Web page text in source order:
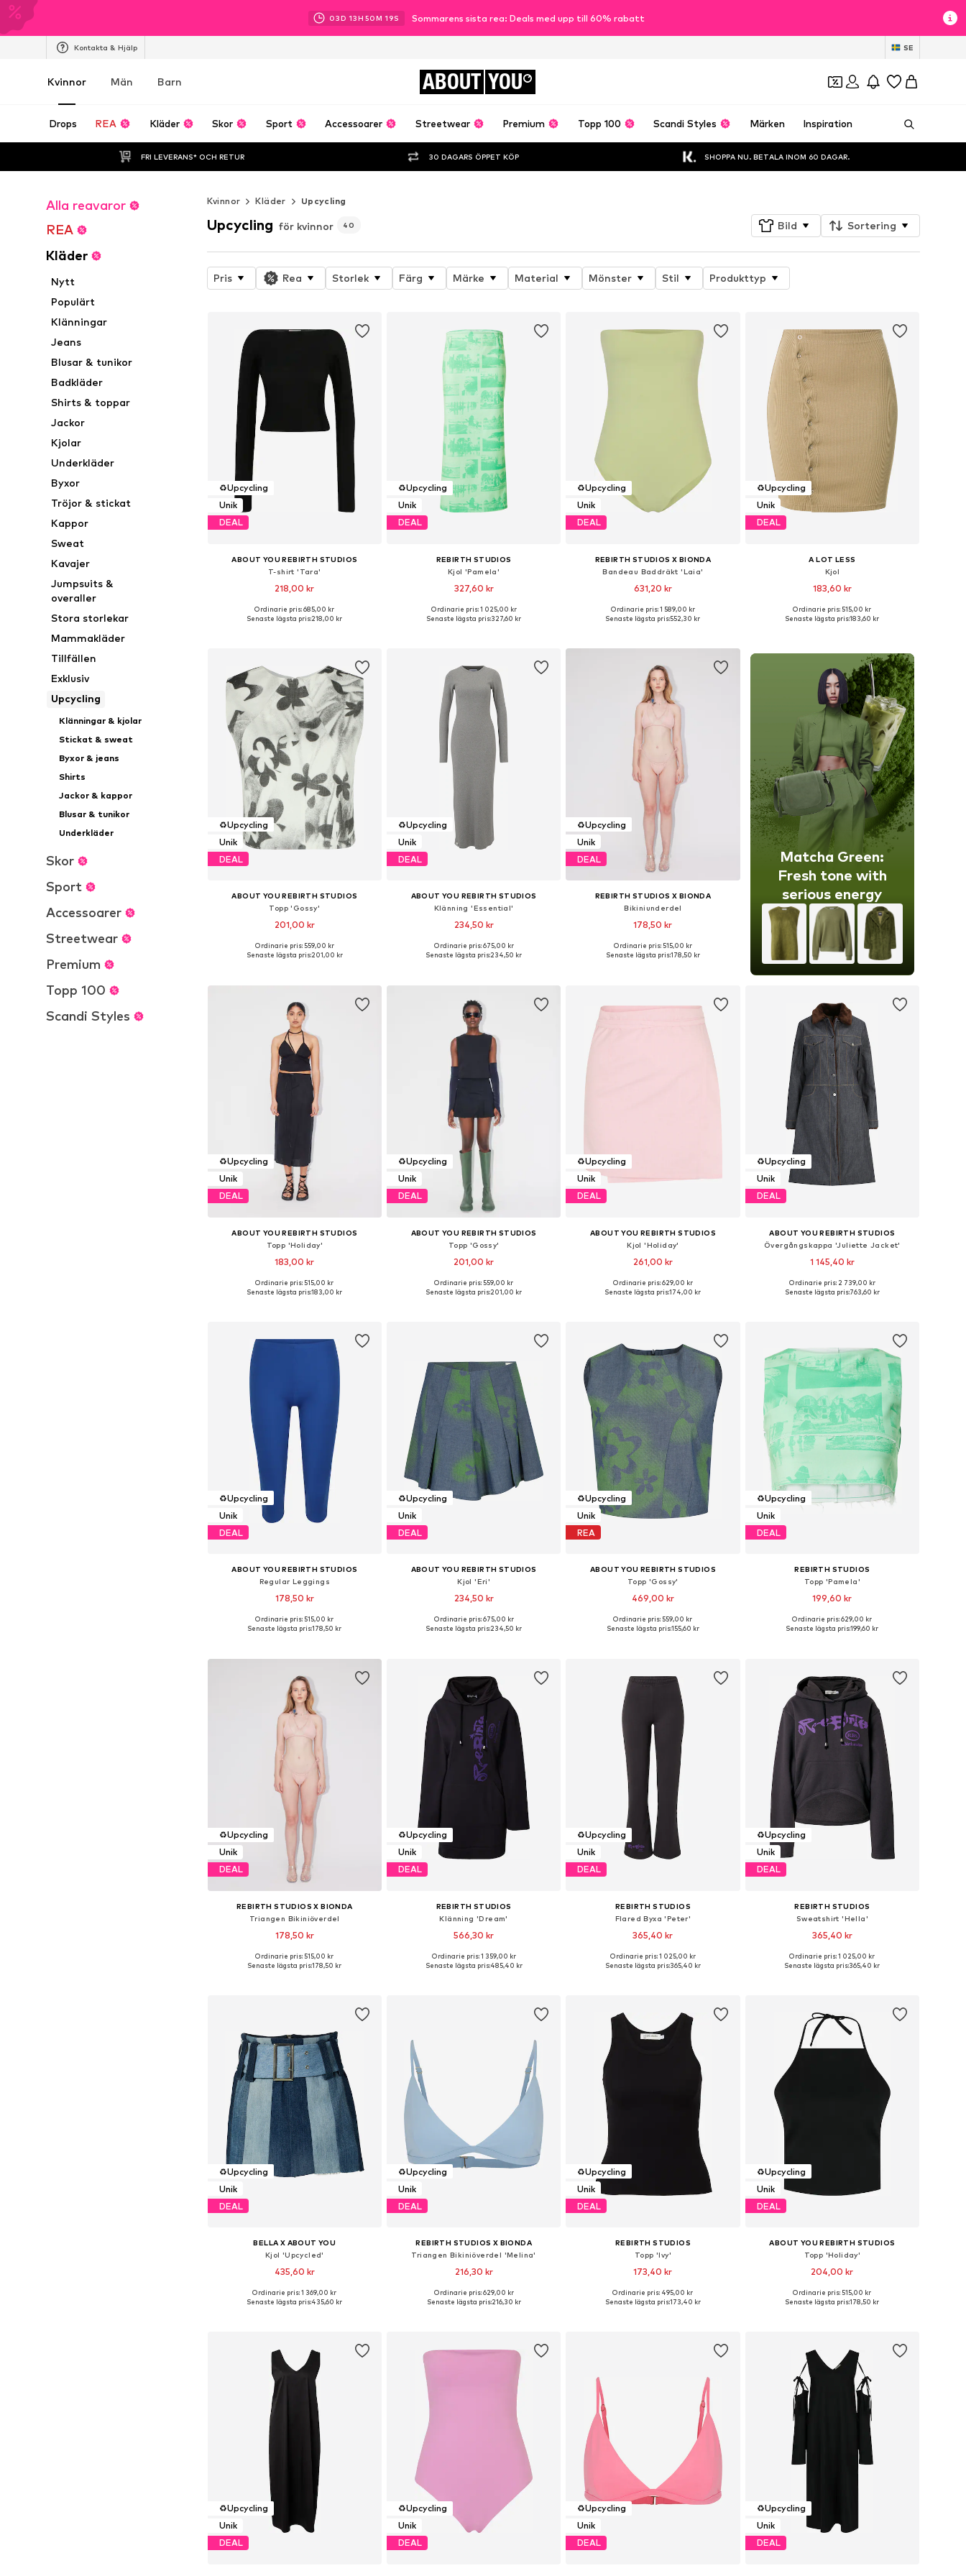
03D 13H 50M 17S Sommarens sista rea: Deals med upp till 60% rabatt
Kontakta & Hjälp SE
Kvinnor Män Barn ABOUT YOU
Drops REA Kläder Skor Sport Accessoarer Streetwear Premium Topp 100 Scandi Styles Märken Inspiration
FRI LEVERANS* OCH RETUR 30 DAGARS ÖPPET KÖP SHOPPA NU. BETALA INOM 60 DAGAR.
Alla reavaror
REA
Kläder
Nytt
Populärt
Klänningar
Jeans
Blusar & tunikor
Badkläder
Shirts & toppar
Jackor
Kjolar
Underkläder
Byxor
Tröjor & stickat
Kappor
Sweat
Kavajer
Jumpsuits &
overaller
Stora storlekar
Mammakläder
Tillfällen
Exklusiv
Upcycling
Klänningar & kjolar
Stickat & sweat
Byxor & jeans
Shirts
Jackor & kappor
Blusar & tunikor
Underkläder
Skor
Sport
Accessoarer
Streetwear
Premium
Topp 100
Scandi Styles
Kvinnor Kläder Upcycling
Upcycling för kvinnor 40 Bild Sortering
Pris Rea Storlek Färg Märke Material Mönster Stil Produkttyp
♻️Upcycling
Unik
DEAL
ABOUT YOU REBIRTH STUDIOS
T-shirt 'Tara'
218,00 kr
Tillgängliga storlekar: XS, S, M, L
Ordinarie pris: 685,00 kr
Senaste lägsta pris:218,00 kr
♻️Upcycling
Unik
DEAL
REBIRTH STUDIOS
Kjol 'Pamela'
327,60 kr
Tillgängliga storlekar: 36, 38
Ordinarie pris: 1 025,00 kr
Senaste lägsta pris:327,60 kr
♻️Upcycling
Unik
DEAL
REBIRTH STUDIOS X BIONDA
Bandeau Baddräkt 'Laia'
631,20 kr
Tillgängliga storlekar: S, M, L
Ordinarie pris: 1 589,00 kr
Senaste lägsta pris:552,30 kr
♻️Upcycling
Unik
DEAL
A LOT LESS
Kjol
183,60 kr
Tillgängliga storlekar: 36, 38, 40
Ordinarie pris: 515,00 kr
Senaste lägsta pris:183,60 kr
♻️Upcycling
Unik
DEAL
ABOUT YOU REBIRTH STUDIOS
Topp 'Gossy'
201,00 kr
Tillgängliga storlekar: S, M, L
Ordinarie pris: 559,00 kr
Senaste lägsta pris:201,00 kr
♻️Upcycling
Unik
DEAL
ABOUT YOU REBIRTH STUDIOS
Klänning 'Essential'
234,50 kr
Tillgängliga storlekar: 36, 38, 40
Ordinarie pris: 675,00 kr
Senaste lägsta pris:234,50 kr
♻️Upcycling
Unik
DEAL
REBIRTH STUDIOS X BIONDA
Bikiniunderdel
178,50 kr
Tillgängliga storlekar: M, L, XL
Ordinarie pris: 515,00 kr
Senaste lägsta pris:178,50 kr
Matcha Green:
Fresh tone with
serious energy
♻️Upcycling
Unik
DEAL
ABOUT YOU REBIRTH STUDIOS
Topp 'Holiday'
183,00 kr
Tillgängliga storlekar: S, M
Ordinarie pris: 515,00 kr
Senaste lägsta pris:183,00 kr
♻️Upcycling
Unik
DEAL
ABOUT YOU REBIRTH STUDIOS
Topp 'Gossy'
201,00 kr
Tillgängliga storlekar: S, M, L
Ordinarie pris: 559,00 kr
Senaste lägsta pris:201,00 kr
♻️Upcycling
Unik
DEAL
ABOUT YOU REBIRTH STUDIOS
Kjol 'Holiday'
261,00 kr
Tillgängliga storlekar: 36, 38
Ordinarie pris: 629,00 kr
Senaste lägsta pris:174,00 kr
♻️Upcycling
Unik
DEAL
ABOUT YOU REBIRTH STUDIOS
Övergångskappa 'Juliette Jacket'
1 145,40 kr
Tillgängliga storlekar: S, M
Ordinarie pris: 2 739,00 kr
Senaste lägsta pris:763,60 kr
♻️Upcycling
Unik
DEAL
ABOUT YOU REBIRTH STUDIOS
Regular Leggings
178,50 kr
Tillgängliga storlekar: S, M
Ordinarie pris: 515,00 kr
Senaste lägsta pris:178,50 kr
♻️Upcycling
Unik
DEAL
ABOUT YOU REBIRTH STUDIOS
Kjol 'Eri'
234,50 kr
Tillgängliga storlekar: 36, 38
Ordinarie pris: 675,00 kr
Senaste lägsta pris:234,50 kr
♻️Upcycling
Unik
REA
ABOUT YOU REBIRTH STUDIOS
Topp 'Gossy'
469,00 kr
Tillgängliga storlekar: M, L
Ordinarie pris: 559,00 kr
Senaste lägsta pris:155,60 kr
♻️Upcycling
Unik
DEAL
REBIRTH STUDIOS
Topp 'Pamela'
199,60 kr
Tillgängliga storlekar: M
Ordinarie pris: 629,00 kr
Senaste lägsta pris:199,60 kr
♻️Upcycling
Unik
DEAL
REBIRTH STUDIOS X BIONDA
Triangen Bikiniöverdel
178,50 kr
Tillgängliga storlekar: 100
Ordinarie pris: 515,00 kr
Senaste lägsta pris:178,50 kr
♻️Upcycling
Unik
DEAL
REBIRTH STUDIOS
Klänning 'Dream'
566,30 kr
Tillgängliga storlekar: 36, 38
Ordinarie pris: 1 359,00 kr
Senaste lägsta pris:485,40 kr
♻️Upcycling
Unik
DEAL
REBIRTH STUDIOS
Flared Byxa 'Peter'
365,40 kr
Tillgängliga storlekar: 34, 36
Ordinarie pris: 1 025,00 kr
Senaste lägsta pris:365,40 kr
♻️Upcycling
Unik
DEAL
REBIRTH STUDIOS
Sweatshirt 'Hella'
365,40 kr
Tillgängliga storlekar: M
Ordinarie pris: 1 025,00 kr
Senaste lägsta pris:365,40 kr
♻️Upcycling
Unik
DEAL
BELLA X ABOUT YOU
Kjol 'Upcycled'
435,60 kr
Tillgängliga storlekar: 42
Ordinarie pris: 1 369,00 kr
Senaste lägsta pris:435,60 kr
♻️Upcycling
Unik
DEAL
REBIRTH STUDIOS X BIONDA
Triangen Bikiniöverdel 'Melina'
216,30 kr
Tillgängliga storlekar: 90
Ordinarie pris: 629,00 kr
Senaste lägsta pris:216,30 kr
♻️Upcycling
Unik
DEAL
REBIRTH STUDIOS
Topp 'Ivy'
173,40 kr
Tillgängliga storlekar: XS
Ordinarie pris: 495,00 kr
Senaste lägsta pris:173,40 kr
♻️Upcycling
Unik
DEAL
ABOUT YOU REBIRTH STUDIOS
Topp 'Holiday'
204,00 kr
Tillgängliga storlekar: M, L
Ordinarie pris: 515,00 kr
Senaste lägsta pris:178,50 kr
♻️Upcycling
Unik
DEAL
♻️Upcycling
Unik
DEAL
♻️Upcycling
Unik
DEAL
♻️Upcycling
Unik
DEAL